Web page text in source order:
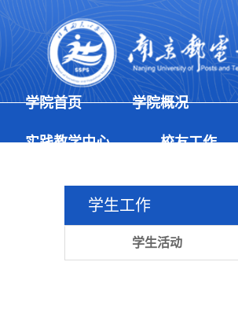
学院首页 学院概况
实践教学中心 校友工作
学生工作
学生活动